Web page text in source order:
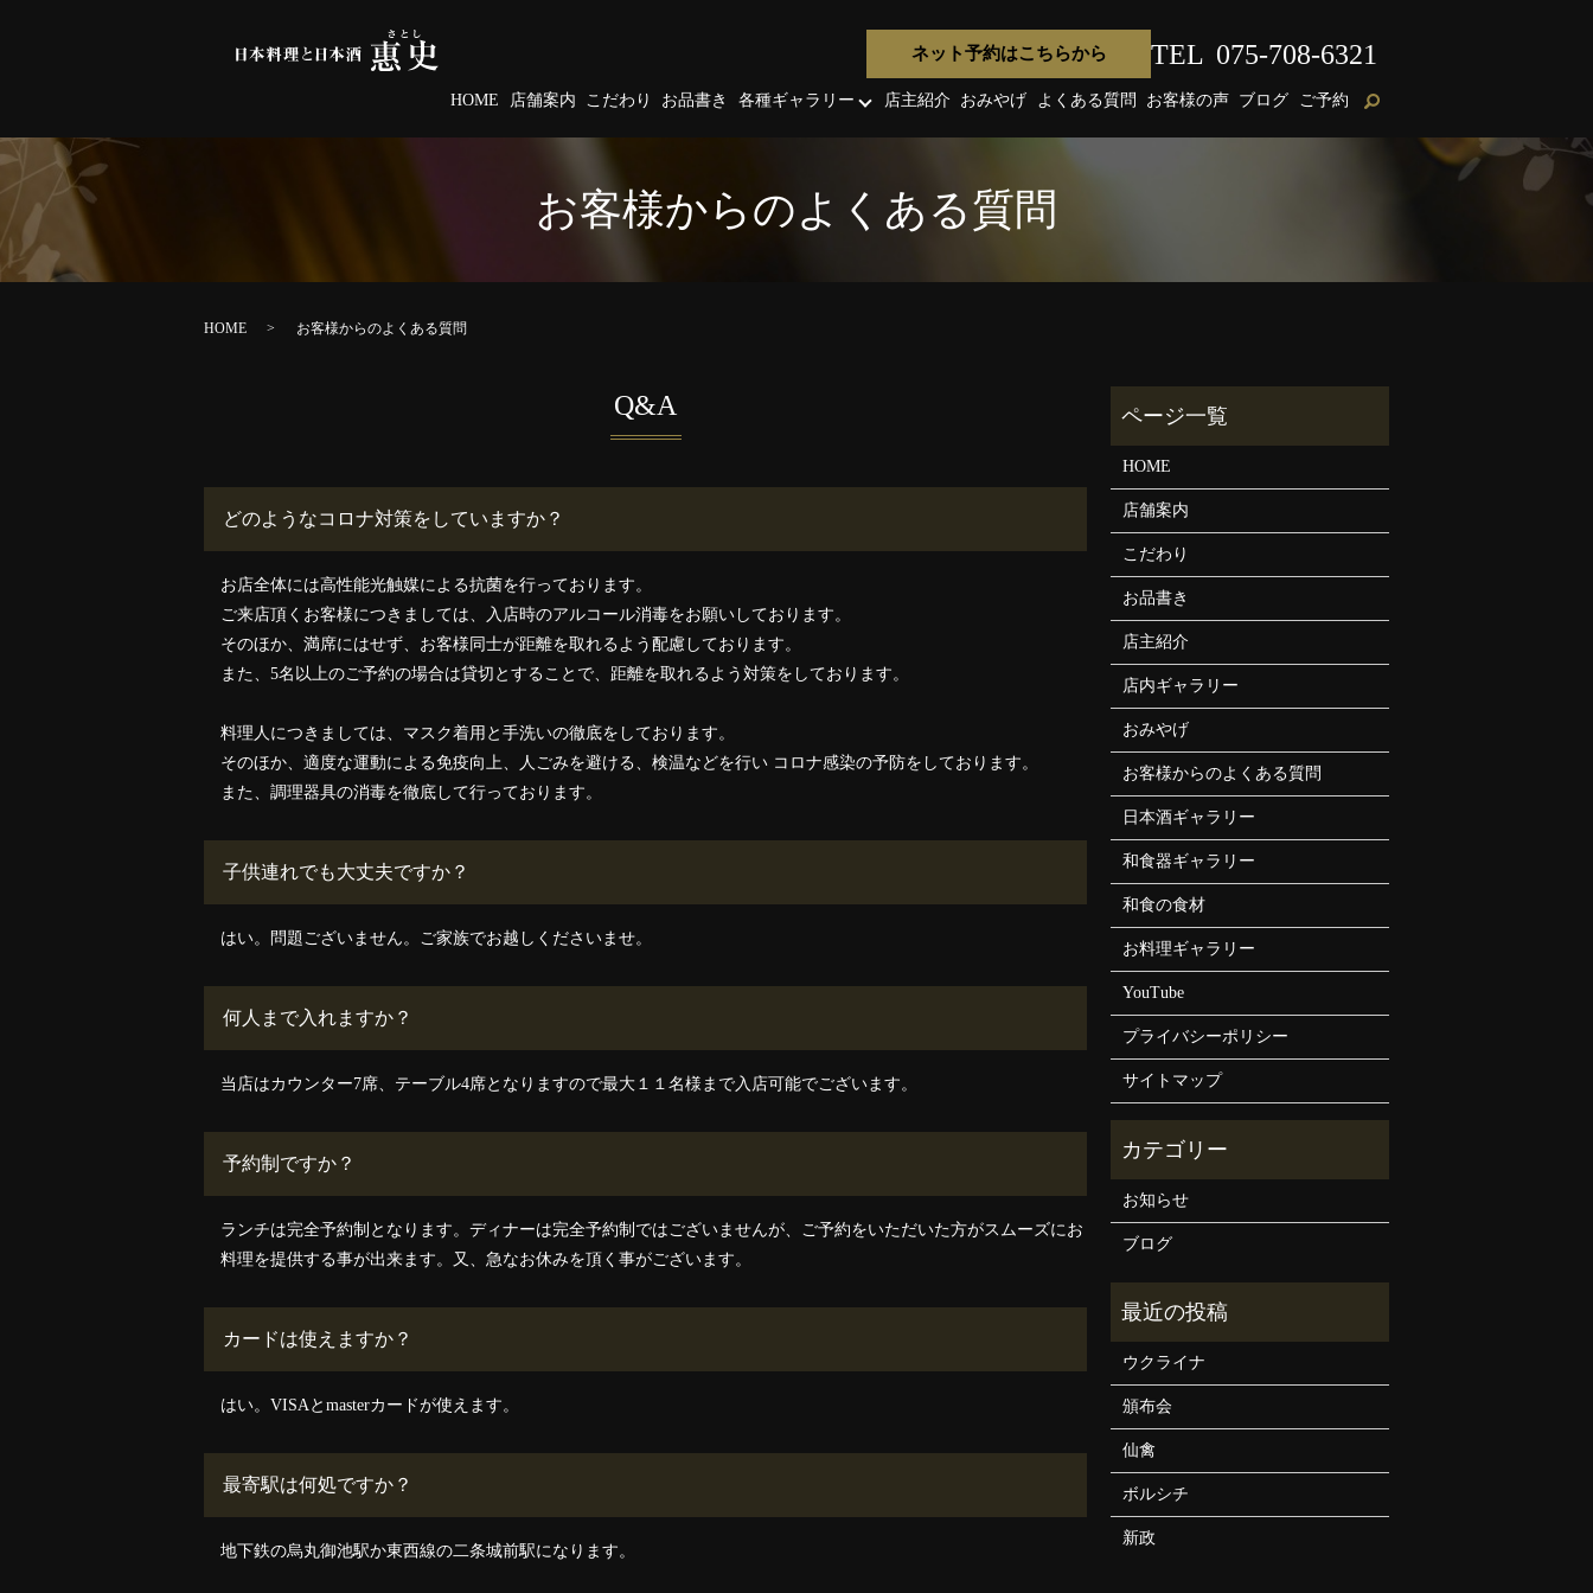
HOME 店舗案内 こだわり お品書き 各種ギャラリー 店主紹介 おみやげ よくある質問 お客様の声 ブログ ご予約
ネット予約はこちらから TEL 075-708-6321
お客様からのよくある質問
HOME お客様からのよくある質問
Q&A
どのようなコロナ対策をしていますか？
お店全体には高性能光触媒による抗菌を行っております。
ご来店頂くお客様につきましては、入店時のアルコール消毒をお願いしております。
そのほか、満席にはせず、お客様同士が距離を取れるよう配慮しております。
また、5名以上のご予約の場合は貸切とすることで、距離を取れるよう対策をしております。
料理人につきましては、マスク着用と手洗いの徹底をしております。
そのほか、適度な運動による免疫向上、人ごみを避ける、検温などを行い コロナ感染の予防をしております。
また、調理器具の消毒を徹底して行っております。
子供連れでも大丈夫ですか？
はい。問題ございません。ご家族でお越しくださいませ。
何人まで入れますか？
当店はカウンター7席、テーブル4席となりますので最大１１名様まで入店可能でございます。
予約制ですか？
ランチは完全予約制となります。ディナーは完全予約制ではございませんが、ご予約をいただいた方がスムーズにお
料理を提供する事が出来ます。又、急なお休みを頂く事がございます。
カードは使えますか？
はい。VISAとmasterカードが使えます。
最寄駅は何処ですか？
地下鉄の烏丸御池駅か東西線の二条城前駅になります。
HOME
店舗案内
こだわり
お品書き
店主紹介
店内ギャラリー
おみやげ
お客様からのよくある質問
日本酒ギャラリー
和食器ギャラリー
和食の食材
お料理ギャラリー
YouTube
プライバシーポリシー
サイトマップ
お知らせ
ブログ
ウクライナ
頒布会
仙禽
ボルシチ
新政